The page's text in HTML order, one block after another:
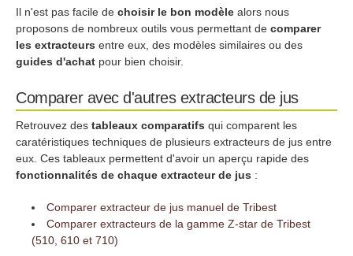
Il n'est pas facile de choisir le bon modèle alors nous
proposons de nombreux outils vous permettant de comparer
les extracteurs entre eux, des modèles similaires ou des
guides d'achat pour bien choisir.
Comparer avec d'autres extracteurs de jus
Retrouvez des tableaux comparatifs qui comparent les
caratéristiques techniques de plusieurs extracteurs de jus entre
eux. Ces tableaux permettent d'avoir un aperçu rapide des
fonctionnalités de chaque extracteur de jus :
Comparer extracteur de jus manuel de Tribest
Comparer extracteurs de la gamme Z-star de Tribest
(510, 610 et 710)